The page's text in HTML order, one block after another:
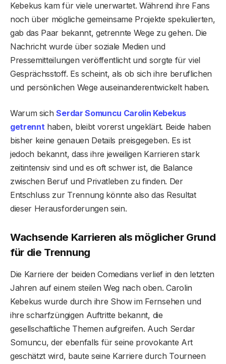
Kebekus kam für viele unerwartet. Während ihre Fans
noch über mögliche gemeinsame Projekte spekulierten,
gab das Paar bekannt, getrennte Wege zu gehen. Die
Nachricht wurde über soziale Medien und
Pressemitteilungen veröffentlicht und sorgte für viel
Gesprächsstoff. Es scheint, als ob sich ihre beruflichen
und persönlichen Wege auseinanderentwickelt haben.
Warum sichSerdar Somuncu Carolin Kebekus
getrennthaben, bleibt vorerst ungeklärt. Beide haben
bisher keine genauen Details preisgegeben. Es ist
jedoch bekannt, dass ihre jeweiligen Karrieren stark
zeitintensiv sind und es oft schwer ist, die Balance
zwischen Beruf und Privatleben zu finden. Der
Entschluss zur Trennung könnte also das Resultat
dieser Herausforderungen sein.
Wachsende Karrieren als möglicher Grund
für die Trennung
Die Karriere der beiden Comedians verlief in den letzten
Jahren auf einem steilen Weg nach oben. Carolin
Kebekus wurde durch ihre Show im Fernsehen und
ihre scharfzüngigen Auftritte bekannt, die
gesellschaftliche Themen aufgreifen. Auch Serdar
Somuncu, der ebenfalls für seine provokante Art
geschätzt wird, baute seine Karriere durch Tourneen